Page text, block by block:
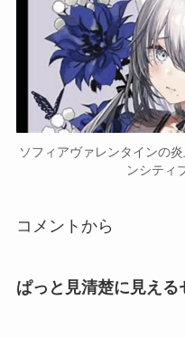
ソフィアヴァレンタインの
ンシティ
コメントから
ぱっと見清楚に見え